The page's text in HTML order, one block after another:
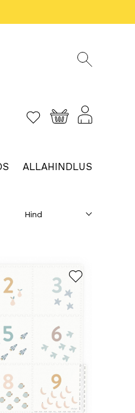
ALLAHINDLUS